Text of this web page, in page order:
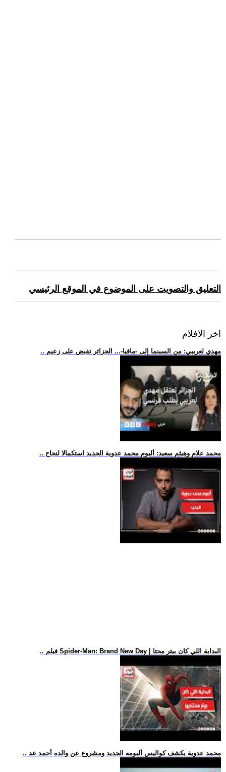
التعليق والتصويت على الموضوع في الموقع الرئيسي
اخر الافلام
.. مهدي لعريبي: من السينما إلى -مافيا-... الجزائر تقبض على زعيم
.. محمد علام وهيثم سعيد: ألبوم محمد عدوية الجديد استكمالا لنجاح
.. فيلم Spider-Man: Brand New Day | البداية اللي كان بيتر محتا
.. محمد عدوية يكشف كواليس ألبومه الجديد ومشروع عن والده أحمد عد